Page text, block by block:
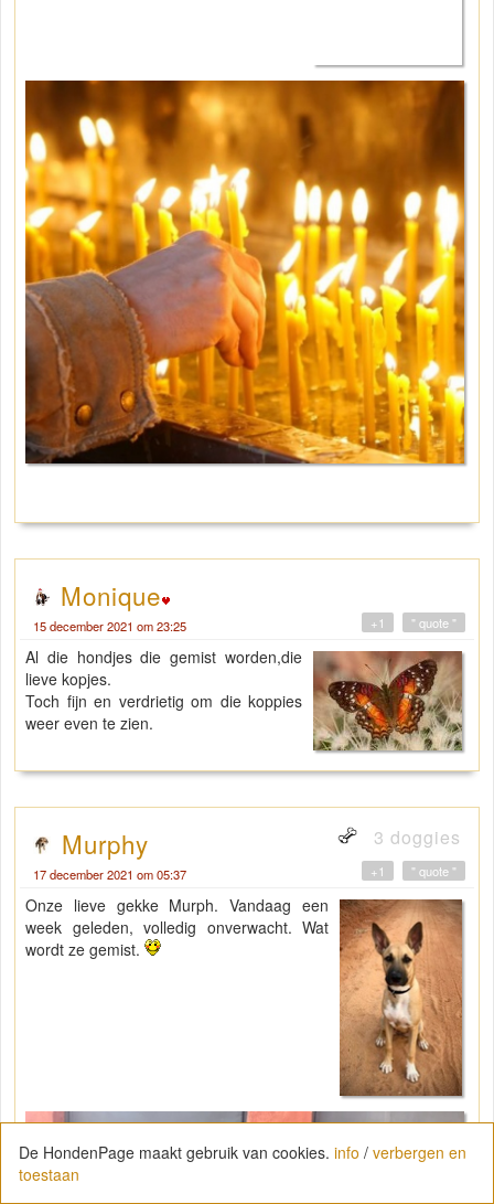
Monique
15 december 2021 om 23:25 " quote "
+1
Al die hondjes die gemist worden,die
lieve kopjes.
Toch fijn en verdrietig om die koppies
weer even te zien.
Murphy 3 doggies
17 december 2021 om 05:37 " quote "
+1
Onze lieve gekke Murph. Vandaag een
week geleden, volledig onverwacht. Wat
wordt ze gemist.
De HondenPage maakt gebruik van cookies. info / verbergen en
toestaan